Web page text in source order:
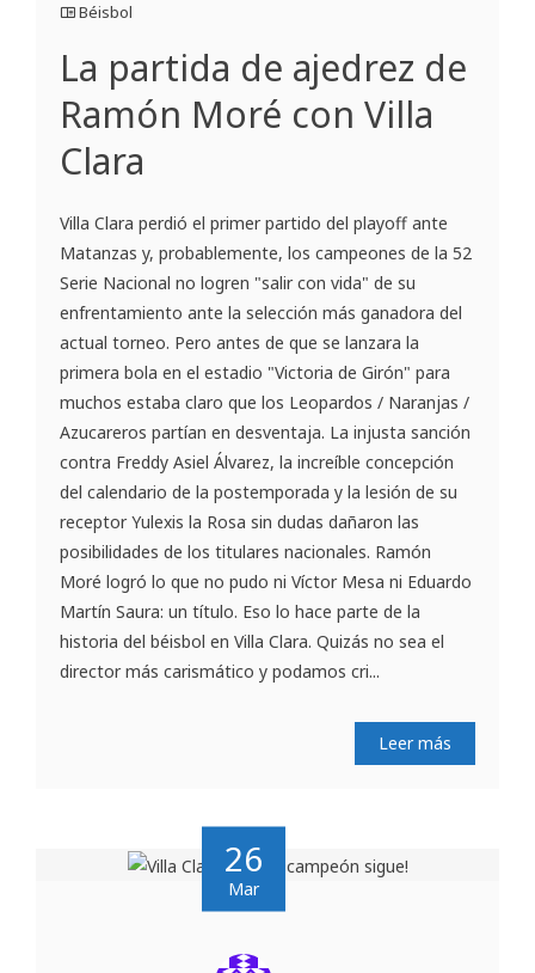
Béisbol
La partida de ajedrez de
Ramón Moré con Villa
Clara
Villa Clara perdió el primer partido del playoff ante
Matanzas y, probablemente, los campeones de la 52
Serie Nacional no logren "salir con vida" de su
enfrentamiento ante la selección más ganadora del
actual torneo. Pero antes de que se lanzara la
primera bola en el estadio "Victoria de Girón" para
muchos estaba claro que los Leopardos / Naranjas /
Azucareros partían en desventaja. La injusta sanción
contra Freddy Asiel Álvarez, la increíble concepción
del calendario de la postemporada y la lesión de su
receptor Yulexis la Rosa sin dudas dañaron las
posibilidades de los titulares nacionales. Ramón
Moré logró lo que no pudo ni Víctor Mesa ni Eduardo
Martín Saura: un título. Eso lo hace parte de la
historia del béisbol en Villa Clara. Quizás no sea el
director más carismático y podamos cri...
Leer más
26
Mar